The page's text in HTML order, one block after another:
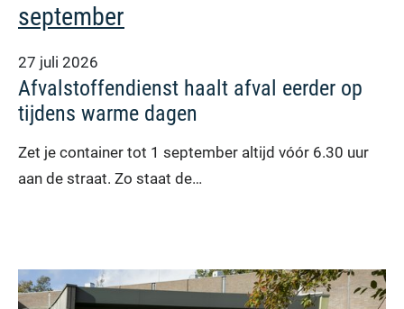
september
27 juli 2026
Afvalstoffendienst haalt afval eerder op
tijdens warme dagen
Zet je container tot 1 september altijd vóór 6.30 uur
aan de straat. Zo staat de…